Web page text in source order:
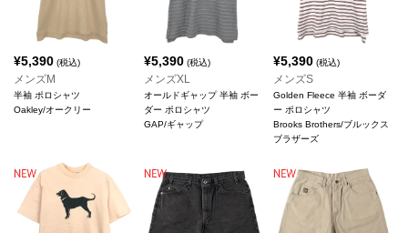
¥5,390 (税込)
メンズM
半袖 ポロシャツ
Oakley/オークリー
¥5,390(税込)
メンズXL
オールドギャップ 半袖 ボー
ダー ポロシャツ
GAP/ギャップ
¥5,390 (税込)
メンズS
Golden Fleece 半袖 ボーダ
ー ポロシャツ
Brooks Brothers/ブルックス
ブラザーズ